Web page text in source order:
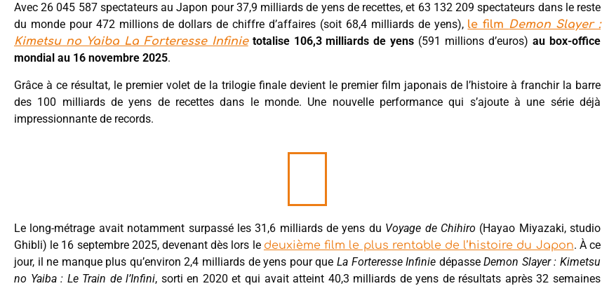
Avec 26 045 587 spectateurs au Japon pour 37,9 milliards de yens de recettes, et 63 132 209 spectateurs dans le reste
du monde pour 472 millions de dollars de chiffre d’affaires (soit 68,4 milliards de yens), le film Demon Slayer :
Kimetsu no Yaiba La Forteresse Infinietotalise 106,3 milliards de yens (591 millions d’euros) au box-office
mondial au 16 novembre 2025.
Grâce à ce résultat, le premier volet de la trilogie finale devient le premier film japonais de l’histoire à franchir la barre
des 100 milliards de yens de recettes dans le monde. Une nouvelle performance qui s’ajoute à une série déjà
impressionnante de records.
Le long-métrage avait notamment surpassé les 31,6 milliards de yens du Voyage de Chihiro (Hayao Miyazaki, studio
Ghibli) le 16 septembre 2025, devenant dès lors le deuxième film le plus rentable de l’histoire du Japon. À ce
jour, il ne manque plus qu’environ 2,4 milliards de yens pour que La Forteresse Infinie dépasseDemon Slayer : Kimetsu
no Yaiba : Le Train de l’Infini, sorti en 2020 et qui avait atteint 40,3 milliards de yens de résultats après 32 semaines